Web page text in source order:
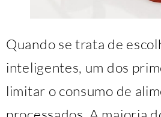
Quando se trata de
inteligentes, um dos
limitar o consumo de